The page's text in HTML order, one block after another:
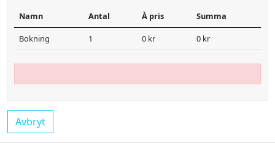
Namn Antal À pris Summa
Bokning 1 0 kr 0 kr
Avbryt